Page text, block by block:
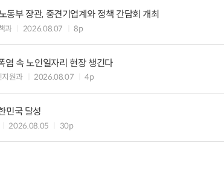
동부 장관, 중견기업계와 정책 간담회 개최
과 2026.08.07 8p
염 속 노인일자리 현장 챙긴다
지원과 2026.08.07 4p
민국 달성
2026.08.05 30p